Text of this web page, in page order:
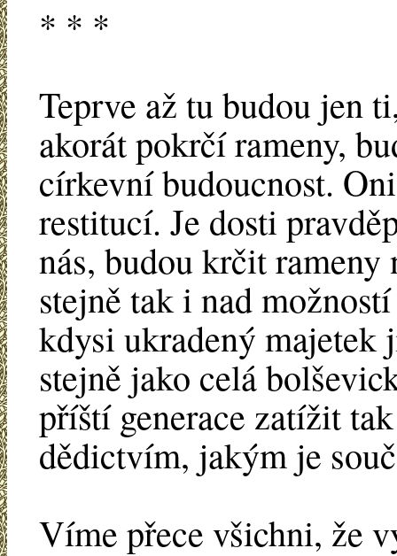
* * *
Teprve až tu budou jen
akorát pokrčí rameny,
církevní budoucnost.
restitucí. Je dosti
nás, budou krčit rameny
stejně tak i nad
kdysi ukradený majetek
stejně jako celá
příští generace zatížit
dědictvím, jakým je
Víme přece všichni, že